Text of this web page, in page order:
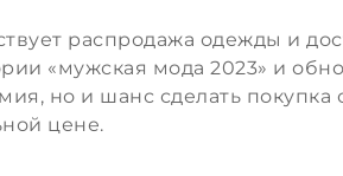
распродажа одежды и
«мужская мода 2023» и
но и шанс сделать
цене.